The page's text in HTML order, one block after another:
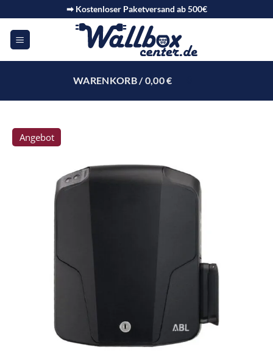
➡ Kostenloser Paketversand ab 500€
WARENKORB /0,00€
Angebot